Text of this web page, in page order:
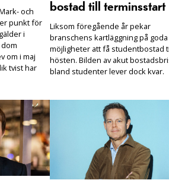
och
punkt för
i
om i maj
tvist har
bostad till terminsstart
Liksom föregående år pekar
branschens kartläggning på goda
möjligheter att få studentbostad
hösten. Bilden av akut
bland studenter lever dock kvar.